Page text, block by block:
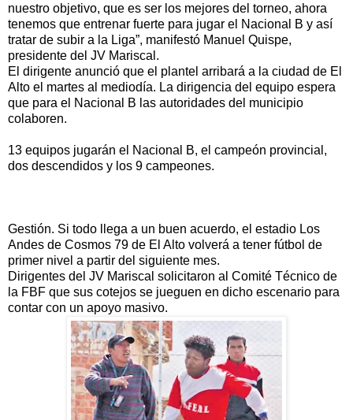
nuestro objetivo, que es ser los mejores del torneo, ahora
tenemos que entrenar fuerte para jugar el Nacional B y así
tratar de subir a la Liga”, manifestó Manuel Quispe,
presidente del JV Mariscal.
El dirigente anunció que el plantel arribará a la ciudad de El
Alto el martes al mediodía. La dirigencia del equipo espera
que para el Nacional B las autoridades del municipio
colaboren.
13 equipos jugarán el Nacional B, el campeón provincial,
dos descendidos y los 9 campeones.
Gestión. Si todo llega a un buen acuerdo, el estadio Los
Andes de Cosmos 79 de El Alto volverá a tener fútbol de
primer nivel a partir del siguiente mes.
Dirigentes del JV Mariscal solicitaron al Comité Técnico de
la FBF que sus cotejos se jueguen en dicho escenario para
contar con un apoyo masivo.